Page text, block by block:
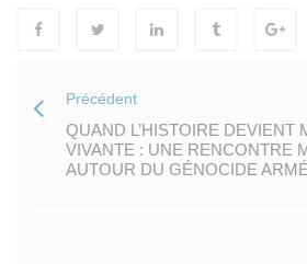
Précédent
QUAND L’HISTOIRE DEVIENT
VIVANTE : UNE RENCONTRE
AUTOUR DU GÉNOCIDE